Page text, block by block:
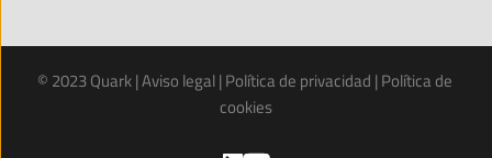
© 2023 Quark | Aviso legal | Política de privacidad | Política de
cookies